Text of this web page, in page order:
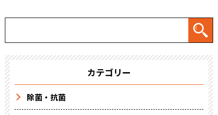
カテゴリー
除菌・抗菌